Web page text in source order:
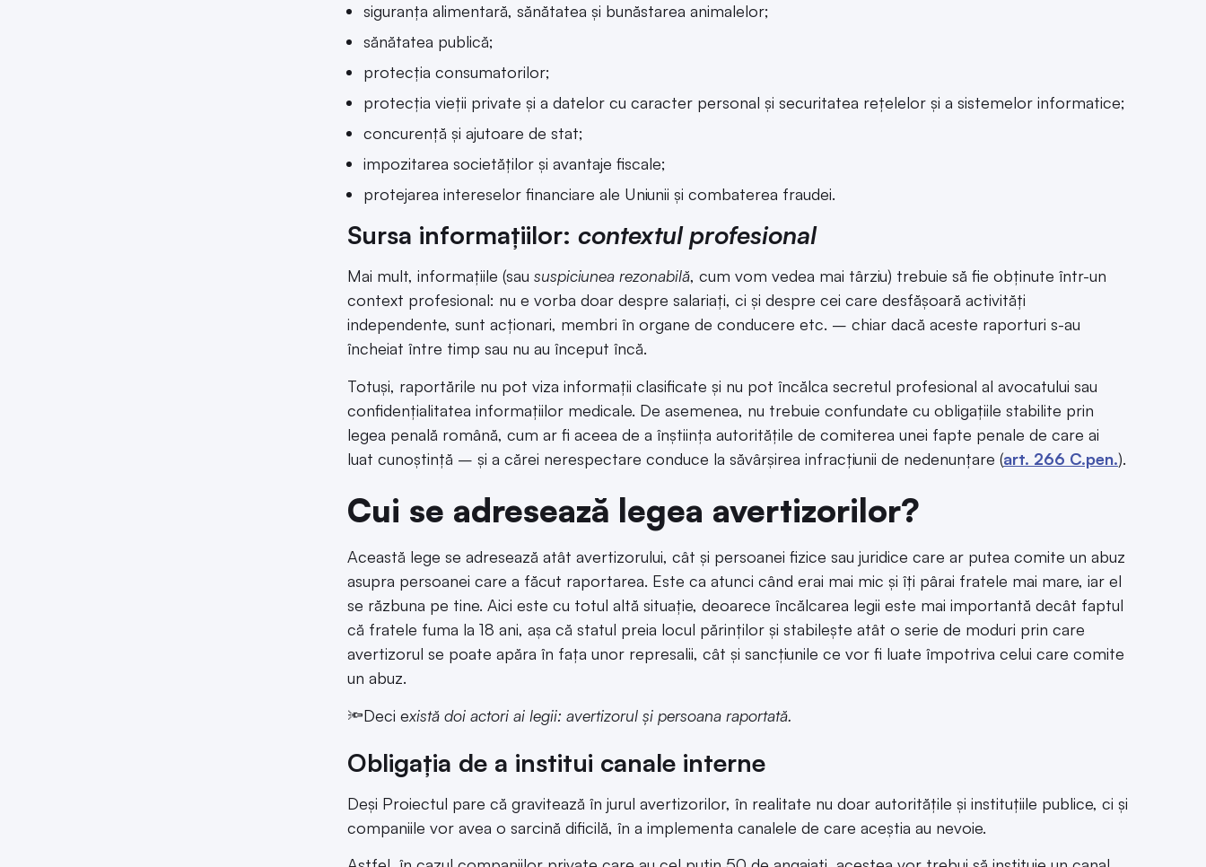
siguranța alimentară, sănătatea și bunăstarea animalelor;
sănătatea publică;
protecția consumatorilor;
protecția vieții private și a datelor cu caracter personal și securitatea rețelelor și a sistemelor informatice;
concurență și ajutoare de stat;
impozitarea societăților și avantaje fiscale;
protejarea intereselor financiare ale Uniunii și combaterea fraudei.
Sursa informațiilor: contextul profesional
Mai mult, informațiile (sau suspiciunea rezonabilă, cum vom vedea mai târziu) trebuie să fie obținute într-un
context profesional: nu e vorba doar despre salariați, ci și despre cei care desfășoară activități
independente, sunt acționari, membri în organe de conducere etc. – chiar dacă aceste raporturi s-au
încheiat între timp sau nu au început încă.
Totuși, raportările nu pot viza informații clasificate și nu pot încălca secretul profesional al avocatului sau
confidențialitatea informațiilor medicale. De asemenea, nu trebuie confundate cu obligațiile stabilite prin
legea penală română, cum ar fi aceea de a înștiința autoritățile de comiterea unei fapte penale de care ai
luat cunoștință – și a cărei nerespectare conduce la săvârșirea infracțiunii de nedenunțare (art. 266 C.pen.).
Cui se adresează legea avertizorilor?
Această lege se adresează atât avertizorului, cât și persoanei fizice sau juridice care ar putea comite un abuz
asupra persoanei care a făcut raportarea. Este ca atunci când erai mai mic și îți pârai fratele mai mare, iar el
se răzbuna pe tine. Aici este cu totul altă situație, deoarece încălcarea legii este mai importantă decât faptul
că fratele fuma la 18 ani, așa că statul preia locul părinților și stabilește atât o serie de moduri prin care
avertizorul se poate apăra în fața unor represalii, cât și sancțiunile ce vor fi luate împotriva celui care comite
un abuz.
🔦Deci există doi actori ai legii: avertizorul și persoana raportată.
Obligația de a institui canale interne
Deși Proiectul pare că gravitează în jurul avertizorilor, în realitate nu doar autoritățile și instituțiile publice, ci și
companiile vor avea o sarcină dificilă, în a implementa canalele de care aceștia au nevoie.